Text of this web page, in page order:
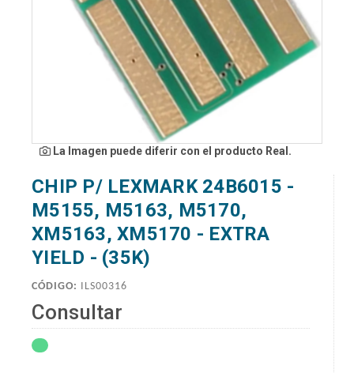
La Imagen puede diferir con el producto Real.
CHIP P/ LEXMARK 24B6015 -
M5155, M5163, M5170,
XM5163, XM5170 - EXTRA
YIELD - (35K)
CÓDIGO: ILS00316
Consultar